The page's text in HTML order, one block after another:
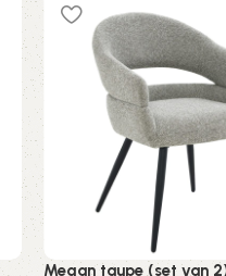
Megan taupe (set van